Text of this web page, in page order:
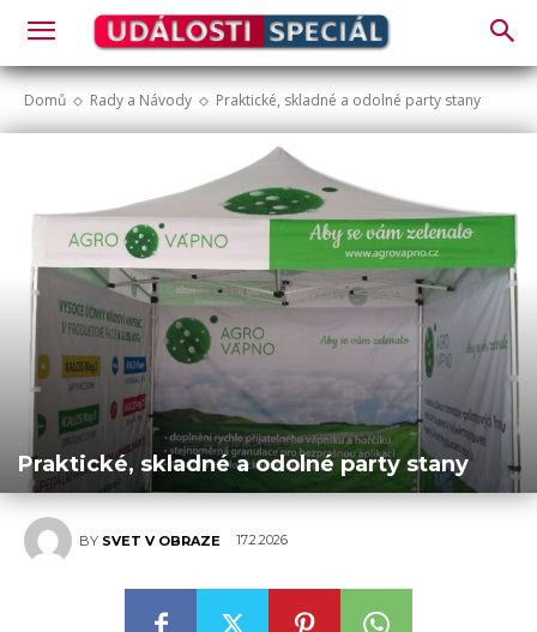
Domů Rady a Návody Praktické, skladné a odolné party stany
Praktické, skladné a odolné party stany
BY SVET V OBRAZE 17.2.2026